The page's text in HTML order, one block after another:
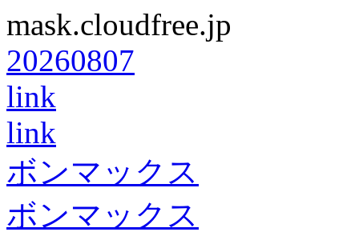
mask.cloudfree.jp
20260807
link
link
ボンマックス
ボンマックス